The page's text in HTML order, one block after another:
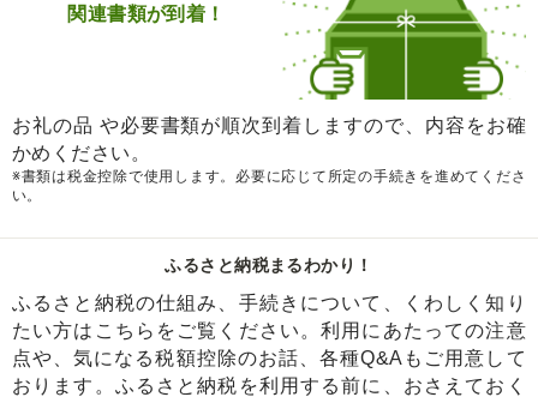
関連書類が到着！
お礼の品 や必要書類が順次到着しますので、内容をお確
かめください。
※書類は税金控除で使用します。必要に応じて所定の手続きを進めてくださ
い。
ふるさと納税まるわかり！
ふるさと納税の仕組み、手続きについて、くわしく知り
たい方はこちらをご覧ください。利用にあたっての注意
点や、気になる税額控除のお話、各種Q&Aもご用意して
おります。ふるさと納税を利用する前に、おさえておく